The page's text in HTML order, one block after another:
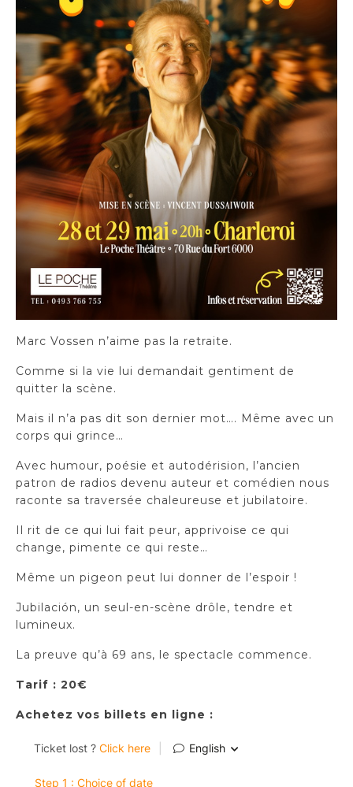
Marc Vossen n’aime pas la retraite.
Comme si la vie lui demandait gentiment de
quitter la scène.
Mais il n’a pas dit son dernier mot…. Même avec un
corps qui grince…
Avec humour, poésie et autodérision, l’ancien
patron de radios devenu auteur et comédien nous
raconte sa traversée chaleureuse et jubilatoire.
Il rit de ce qui lui fait peur, apprivoise ce qui
change, pimente ce qui reste…
Même un pigeon peut lui donner de l’espoir !
Jubilación, un seul-en-scène drôle, tendre et
lumineux.
La preuve qu’à 69 ans, le spectacle commence.
Tarif : 20€
Achetez vos billets en ligne :